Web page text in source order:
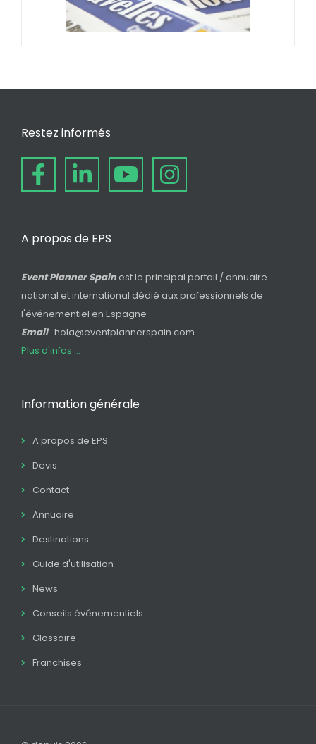
Restez informés
A propos de EPS
Event Planner Spain est le principal portail / annuaire
national et international dédié aux professionnels de
l'événementiel en Espagne
Email: hola@eventplannerspain.com
Plus d'infos ...
Information générale
A propos de EPS
Devis
Contact
Annuaire
Destinations
Guide d'utilisation
News
Conseils événementiels
Glossaire
Franchises